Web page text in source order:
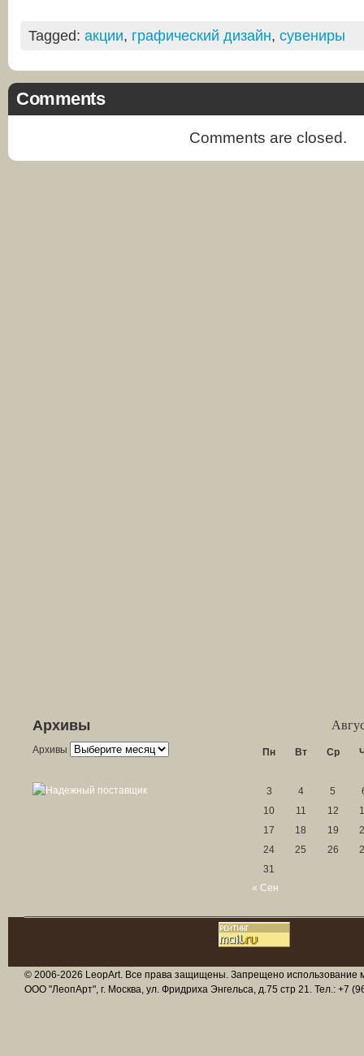
Tagged: акции, графический дизайн, сувениры
Comments
Comments are closed.
Архивы
Архивы Пн Вт Ср
3 4 5
10
11 12
17
18 19
24
25 26
31
« Сен
© 2006-2026 LeopArt. Все права защищены. Запрещено использование
ООО "ЛеопАрт", г. Москва, ул. Фридриха Энгельса, д.75 стр 21. Тел.: +7